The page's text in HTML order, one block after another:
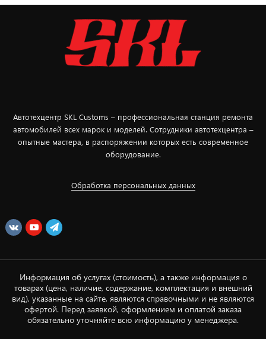
Автотехцентр SKL Customs – профессиональная станция ремонта
автомобилей всех марок и моделей. Сотрудники автотехцентра –
опытные мастера, в распоряжении которых есть современное
оборудование.
Обработка персональных данных
Информация об услугах (стоимость), а также информация о
товарах (цена, наличие, содержание, комплектация и внешний
вид), указанные на сайте, являются справочными и не являются
офертой. Перед заявкой, оформлением и оплатой заказа
обязательно уточняйте всю информацию у менеджера.